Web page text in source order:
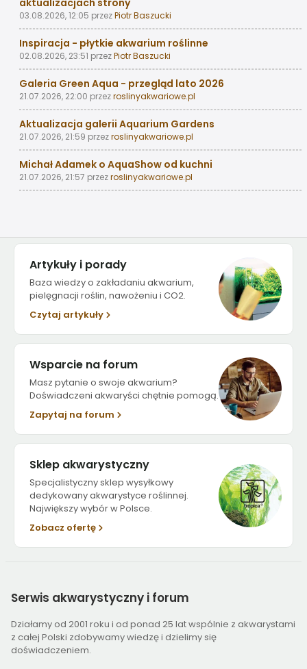
03.08.2026, 12:05 przezPiotr Baszucki
Inspiracja - płytkie akwarium roślinne
02.08.2026, 23:51 przezPiotr Baszucki
Galeria Green Aqua - przegląd lato 2026
21.07.2026, 22:00 przezroslinyakwariowe.pl
Aktualizacja galerii Aquarium Gardens
21.07.2026, 21:59 przezroslinyakwariowe.pl
Michał Adamek o AquaShow od kuchni
21.07.2026, 21:57 przezroslinyakwariowe.pl
Artykuły i porady
Baza wiedzy o zakładaniu akwarium,
pielęgnacji roślin, nawożeniu i CO2.
Czytaj artykuły
Wsparcie na forum
Masz pytanie o swoje akwarium?
Doświadczeni akwaryści chętnie pomogą.
Zapytaj na forum
Sklep akwarystyczny
Specjalistyczny sklep wysyłkowy
dedykowany akwarystyce roślinnej.
Największy wybór w Polsce.
Zobacz ofertę
Serwis akwarystyczny i forum
Działamy od 2001 roku i od ponad 25 lat wspólnie z akwarystami
z całej Polski zdobywamy wiedzę i dzielimy się
doświadczeniem.